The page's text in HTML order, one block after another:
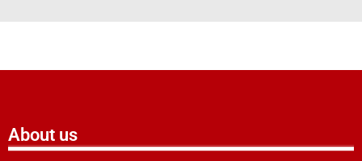
About us